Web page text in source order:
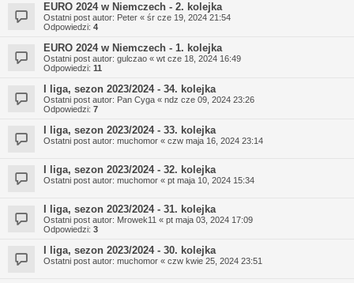
EURO 2024 w Niemczech - 2. kolejka
Ostatni post autor: Peter « śr cze 19, 2024 21:54
Odpowiedzi: 4
EURO 2024 w Niemczech - 1. kolejka
Ostatni post autor: gulczao « wt cze 18, 2024 16:49
Odpowiedzi: 11
I liga, sezon 2023/2024 - 34. kolejka
Ostatni post autor: Pan Cyga « ndz cze 09, 2024 23:26
Odpowiedzi: 7
I liga, sezon 2023/2024 - 33. kolejka
Ostatni post autor: muchomor « czw maja 16, 2024 23:14
I liga, sezon 2023/2024 - 32. kolejka
Ostatni post autor: muchomor « pt maja 10, 2024 15:34
I liga, sezon 2023/2024 - 31. kolejka
Ostatni post autor: Mrowek11 « pt maja 03, 2024 17:09
Odpowiedzi: 3
I liga, sezon 2023/2024 - 30. kolejka
Ostatni post autor: muchomor « czw kwie 25, 2024 23:51